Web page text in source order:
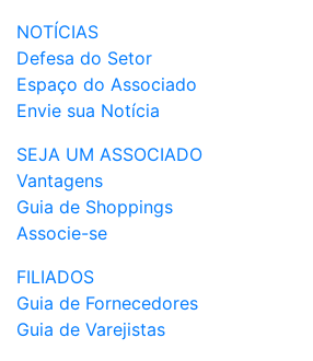
NOTÍCIAS
Defesa do Setor
Espaço do Associado
Envie sua Notícia
SEJA UM ASSOCIADO
Vantagens
Guia de Shoppings
Associe-se
FILIADOS
Guia de Fornecedores
Guia de Varejistas